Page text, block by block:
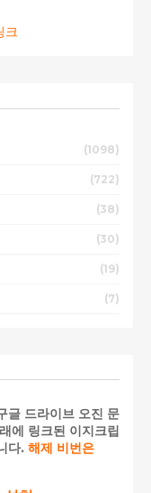
크
(1098)
(722)
(38)
(30)
(19)
(7)
글 드라이브 오진 문
에 링크된 이지크립
다. 해제 비번은